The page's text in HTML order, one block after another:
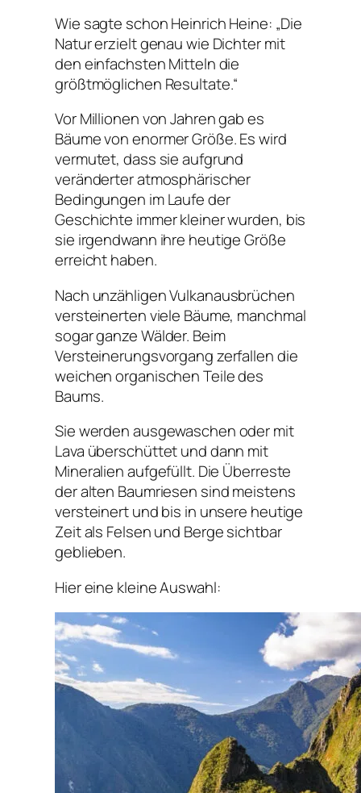
Wie sagte schon Heinrich Heine: „Die
Natur erzielt genau wie Dichter mit
den einfachsten Mitteln die
größtmöglichen Resultate.“
Vor Millionen von Jahren gab es
Bäume von enormer Größe. Es wird
vermutet, dass sie aufgrund
veränderter atmosphärischer
Bedingungen im Laufe der
Geschichte immer kleiner wurden, bis
sie irgendwann ihre heutige Größe
erreicht haben.
Nach unzähligen Vulkanausbrüchen
versteinerten viele Bäume, manchmal
sogar ganze Wälder. Beim
Versteinerungsvorgang zerfallen die
weichen organischen Teile des
Baums.
Sie werden ausgewaschen oder mit
Lava überschüttet und dann mit
Mineralien aufgefüllt. Die Überreste
der alten Baumriesen sind meistens
versteinert und bis in unsere heutige
Zeit als Felsen und Berge sichtbar
geblieben.
Hier eine kleine Auswahl: